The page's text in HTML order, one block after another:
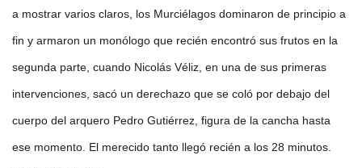
a mostrar varios claros, los Murciélagos dominaron de principio a
fin y armaron un monólogo que recién encontró sus frutos en la
segunda parte, cuando Nicolás Véliz, en una de sus primeras
intervenciones, sacó un derechazo que se coló por debajo del
cuerpo del arquero Pedro Gutiérrez, figura de la cancha hasta
ese momento. El merecido tanto llegó recién a los 28 minutos.